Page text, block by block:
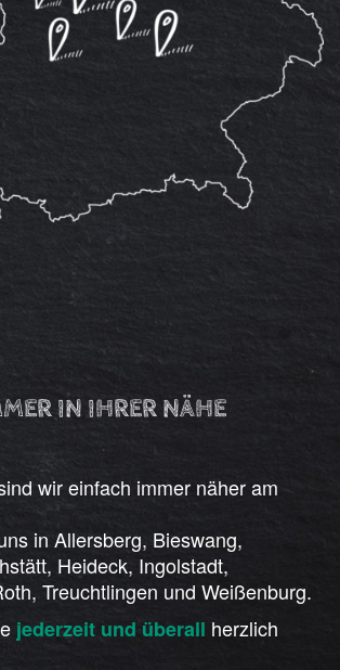
IN IHRER NÄHE
wir einfach immer näher am
in Allersberg, Bieswang,
Heideck, Ingolstadt,
Treuchtlingen und Weißenburg.
jederzeit und überall herzlich